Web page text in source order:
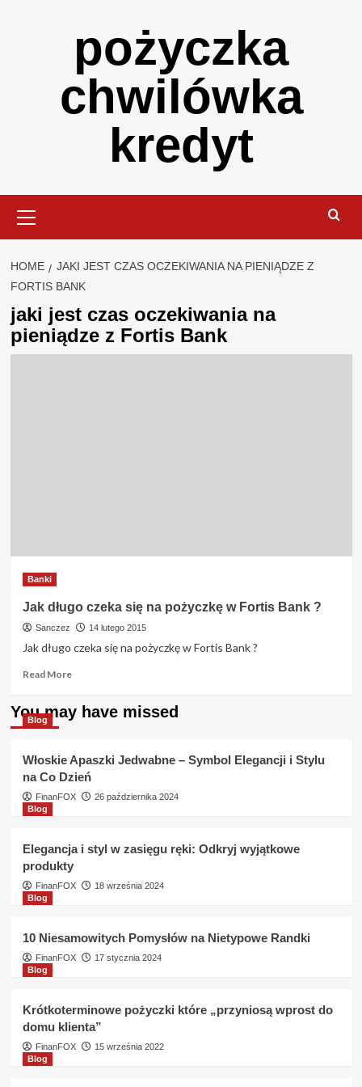
pożyczka
chwilówka
kredyt
Menu
HOME
JAKI JEST CZAS OCZEKIWANIA NA PIENIĄDZE Z
FORTIS BANK
jaki jest czas oczekiwania na
pieniądze z Fortis Bank
Banki
Jak długo czeka się na pożyczkę w Fortis Bank ?
Sanczez 14 lutego 2015
Jak długo czeka się na pożyczkę w Fortis Bank ?
Read MoreRead
about
Jak
się
na
pożyczkę
?
You may have missed
Blog
Włoskie Apaszki Jedwabne – Symbol Elegancji i Stylu
na Co Dzień
FinanFOX
26 października 2024
Blog
Elegancja i styl w zasięgu ręki: Odkryj wyjątkowe
produkty
FinanFOX
18 września 2024
Blog
10 Niesamowitych Pomysłów na Nietypowe Randki
FinanFOX
17 stycznia 2024
Blog
Krótkoterminowe pożyczki które „przyniosą wprost do
domu klienta”
FinanFOX
15 września 2022
Blog